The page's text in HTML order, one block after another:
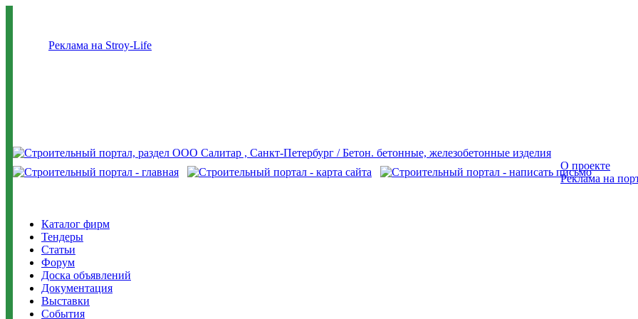
Реклама на Stroy-Life
О проекте
Реклама на
Каталог фирм
Тендеры
Статьи
Форум
Доска объявлений
Документация
Выставки
События